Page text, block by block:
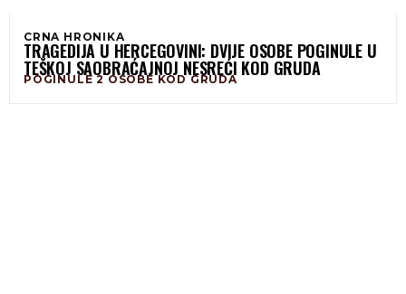
CRNA HRONIKA
TRAGEDIJA U HERCEGOVINI: DVIJE OSOBE POGINULE U
TEŠKOJ SAOBRAĆAJNOJ NESREĆI KOD GRUDA
POGINULE 2 OSOBE KOD GRUDA